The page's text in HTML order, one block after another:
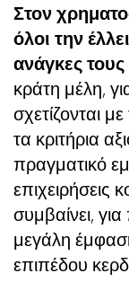
Στον
όλοι την
ανάγκες τους
κράτη μέλη,
σχετίζονται
τα κριτήρια
πραγματικό
επιχειρήσεις
συμβαίνει,
μεγάλη
επιπέδου